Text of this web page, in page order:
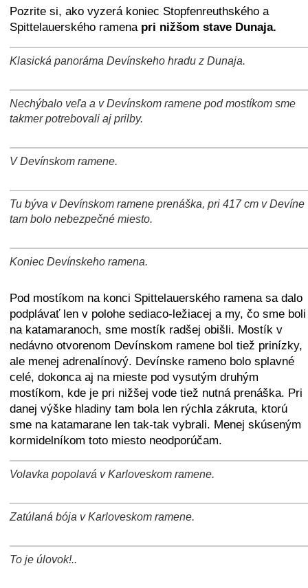
Pozrite si, ako vyzerá koniec Stopfenreuthského a
Spittelauerského ramena pri nižšom stave Dunaja.
Klasická panoráma Devínskeho hradu z Dunaja.
+ − ⛶
Nechýbalo veľa a v Devínskom ramene pod mostíkom sme
takmer potrebovali aj prilby.
V Devínskom ramene.
+ − ⛶
Tu býva v Devínskom ramene prenáška, pri 417 cm v Devíne
tam bolo nebezpečné miesto.
Koniec Devínskeho ramena.
Pod mostíkom na konci Spittelauerského ramena sa dalo
podplávať len v polohe sediaco-ležiacej a my, čo sme boli
na katamaranoch, sme mostík radšej obišli. Mostík v
nedávno otvorenom Devínskom ramene bol tiež prinízky,
ale menej adrenalínový. Devínske rameno bolo splavné
celé, dokonca aj na mieste pod vysutým druhým
mostíkom, kde je pri nižšej vode tiež nutná prenáška. Pri
danej výške hladiny tam bola len rýchla zákruta, ktorú
sme na katamarane len tak-tak vybrali. Menej skúseným
kormidelníkom toto miesto neodporúčam.
Volavka popolavá v Karloveskom ramene.
Zatúlaná bója v Karloveskom ramene.
To je úlovok!..